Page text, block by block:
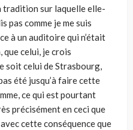
sur laquelle elle-
pas comme je me suis
à un auditoire qui n’était
que celui, je crois
soit celui de Strasbourg,
été jusqu’à faire cette
ce qui est pourtant
précisément en ceci que
cette conséquence que